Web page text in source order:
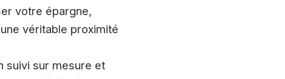
votre épargne,
véritable proximité
suivi sur mesure et